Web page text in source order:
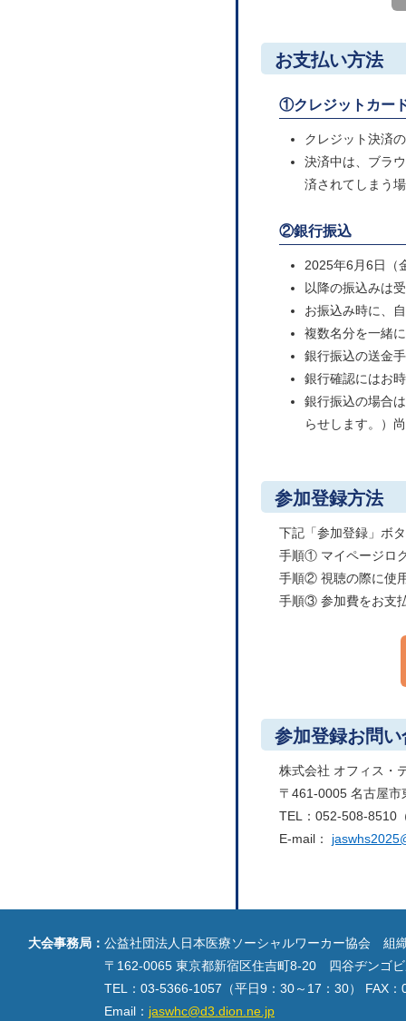
お支払い方法
①クレジットカー
クレジット決済
決済中は、ブラ
済されてしまう
②銀行振込
2025年6月6日（
以降の振込みは
お振込み時に、
複数名分を一緒
銀行振込の送金
銀行確認にはお
銀行振込の場合
らせします。）
参加登録方法
下記「参加登録」ボ
手順① マイページロ
手順② 視聴の際に使
手順③ 参加費をお支
参加登録お問
株式会社 オフィス・
〒461-0005 名古屋
TEL：052-508-8510
E-mail：
大会事務局： 公益社団法人日本医療ソーシャルワーカー協会 組
〒162-0065 東京都新宿区住吉町8-20 四谷ヂンゴ
TEL：03-5366-1057（平日9：30～17：30） FAX
Email： jaswhc@d3.dion.ne.jp